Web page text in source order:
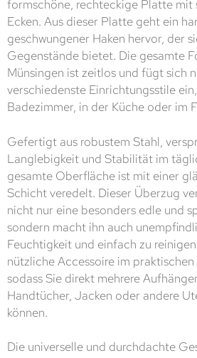
formschöne, rechteckige Platte mit
Ecken. Aus dieser Platte geht ein
geschwungener Haken hervor, der
Gegenstände bietet. Die gesamte
Münsingen ist zeitlos und fügt sich
verschiedenste Einrichtungsstile
Badezimmer, in der Küche oder im
Gefertigt aus robustem Stahl,
Langlebigkeit und Stabilität im
gesamte Oberfläche ist mit einer
Schicht veredelt. Dieser Überzug
nicht nur eine besonders edle und
sondern macht ihn auch
Feuchtigkeit und einfach zu
nützliche Accessoire im
sodass Sie direkt mehrere
Handtücher, Jacken oder andere
können.
Die universelle und durchdachte